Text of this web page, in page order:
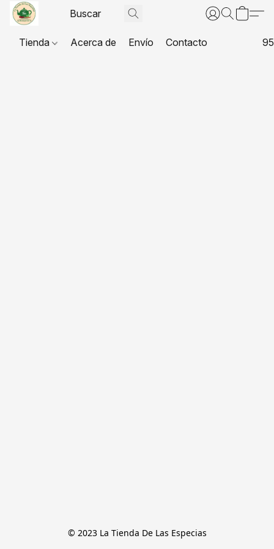
Tienda Acerca de Envío Contacto
© 2023 La Tienda De Las Especias